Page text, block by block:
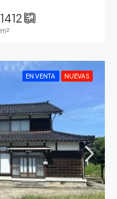
1412
m²
EN VENTA NUEVAS